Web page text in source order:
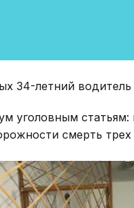
34-летний водитель
уголовным
смерть